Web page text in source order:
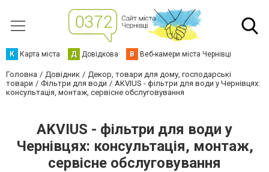
К Карта міста Д Довідкова В Веб-камери міста Чернівці
Головна Довідник
Декор, товари для дому, господарські
товари
Фільтри для води
AKVIUS - фільтри для води у Чернівцях:
консультація, монтаж, сервісне обслуговування
AKVIUS - фільтри для води у
Чернівцях: консультація, монтаж,
сервісне обслуговування